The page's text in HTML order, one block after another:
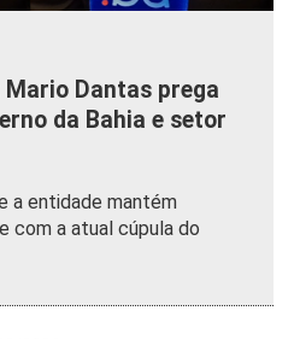
Mario Dantas prega
da Bahia e setor
a entidade mantém
com a atual cúpula do